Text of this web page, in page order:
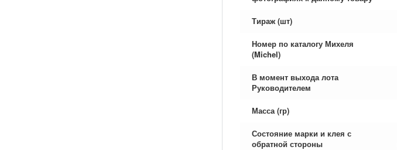
Тираж (шт)
Номер по каталогу Михеля
(Michel)
В момент выхода лота
Руководителем
Масса (гр)
Состояние марки и клея с
обратной стороны